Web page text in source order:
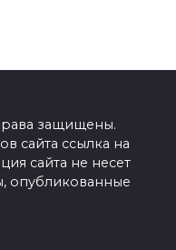
защищены.
сайта ссылка на
сайта не несет
опубликованные